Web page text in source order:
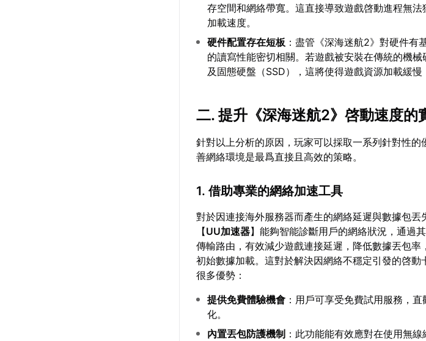
存空間和網絡帶寬。這直接導致遊戲啓動進程無
加載速度。
硬件配置存在短板 ：盡管《深海迷航2》對硬件有
的讀寫性能密切相關。若遊戲被安裝在傳統的機
及固態硬盤（SSD），這將使得遊戲資源加載緩慢
二. 提升《深海迷航2》啓動速度的
針對以上分析的原因，玩家可以採取一系列針對性
善網絡環境是最爲直接且高效的策略。
1. 借助專業的網絡加速工具
對於因連接海外服務器而產生的網絡延遲與數據包丟
【UU加速器】能夠智能診斷用戶的網絡狀況，通過
傳輸路由，有效減少遊戲連接延遲，降低數據丟包
初始數據加載。這對於解決因網絡不穩定引發的啓
很多優勢：
提供免費體驗機會 ：用戶可享受免費試用服務，
化。
內置丟包防護機制 ：此功能能有效應對在使用無